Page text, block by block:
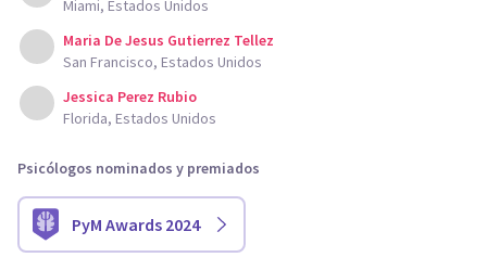
Miami, Estados Unidos
Maria De Jesus Gutierrez Tellez
San Francisco, Estados Unidos
Jessica Perez Rubio
Florida, Estados Unidos
Psicólogos nominados y premiados
PyM Awards 2024